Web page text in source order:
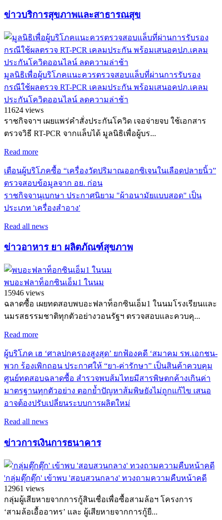
ข่าวบริการสุขภาพและสาธารณสุข
มูลนิธิเพื่อผู้บริโภคแนะควรตรวจสอบแล็บที่ผ่านการรับรอง
กรณีใช้ผลตรวจ RT-PCR เคลมประกัน พร้อมเสนอคปภ.เคลม
ประกันโควิดออนไลน์ ลดความล่าช้า
11624 views
ราชกิจจาฯ เผยแพร่คำสั่งประกันโควิด เจอจ่ายจบ ใช้เอกสาร
ตรวจวิธี RT-PCR จากแล็บได้ มูลนิธิเพื่อผู้บร...
Read more
เตือนผู้บริโภคซื้อ “เครื่องวัดปริมาณออกซิเจนในเลือดปลายนิ้ว”
ตรวจสอบข้อมูลจาก อย. ก่อน
ราชกิจจานุเบกษา ประกาศนิยาม "ผ้าอนามัยแบบสอด" เป็น
ประเภท 'เครื่องสำอาง'
Read all news
ข่าวอาหาร ยา ผลิตภัณฑ์สุขภาพ
พบอะฟลาท็อกซินเอ็ม1 ในนม
15946 views
ฉลาดซื้อ เผยทดสอบพบอะฟลาท็อกซินเอ็ม1 ในนมโรงเรียนและ
นมรสธรรมชาติทุกตัวอย่างวอนรัฐฯ ตรวจสอบและควบคุ...
Read more
ผู้บริโภค เฮ ‘ศาลปกครองสูงสุด’ ยกฟ้องคดี ‘สมาคม รพ.เอกชน-
พวก ร้องเพิกถอน ประกาศให้ “ยา-ค่ารักษา” เป็นสินค้าควบคุม
ศูนย์ทดสอบฉลาดซื้อ สำรวจพบส้มไทยมีสารพิษตกค้างเกินค่า
มาตรฐานทุกตัวอย่าง ตอกย้ำปัญหาส้มพิษยังไม่ถูกแก้ไข เสนอ
อาจต้องปรับเปลี่ยนระบบการผลิตใหม่
Read all news
ข่าวการเงินการธนาคาร
'กลุ่มตุ๊กตุ๊ก' เข้าพบ 'สอบสวนกลาง' ทวงถามความคืบหน้าคดี
12961 views
กลุ่มผู้เสียหายจากการกู้สินเชื่อเพื่อซื้อสามล้อฯ โครงการ
‘สามล้อเอื้ออาทร’ และ ผู้เสียหายจากการกู้ยื...